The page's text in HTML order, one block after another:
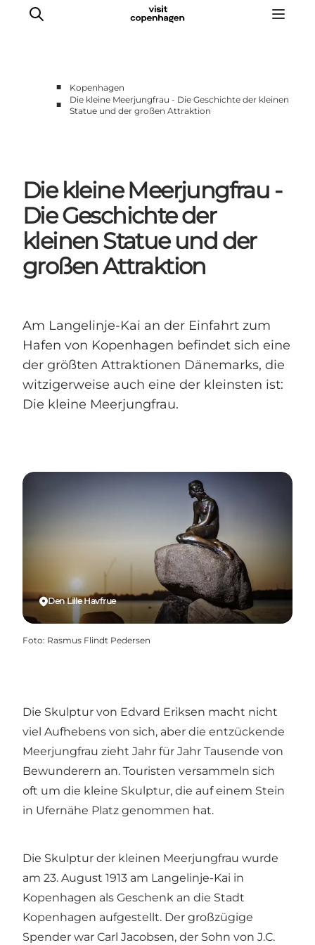
Aktivitäten
■
Kopenhagen
■
Die kleine Meerjungfrau - Die Geschichte der kleinen
Statue und der großen Attraktion
Die kleine Meerjungfrau -
Die Geschichte der
kleinen Statue und der
großen Attraktion
Am Langelinje-Kai an der Einfahrt zum
Hafen von Kopenhagen befindet sich eine
der größten Attraktionen Dänemarks, die
witzigerweise auch eine der kleinsten ist:
Die kleine Meerjungfrau.
Den Lille Havfrue
Foto: Rasmus Flindt Pedersen
Die Skulptur von Edvard Eriksen macht nicht
viel Aufhebens von sich, aber die entzückende
Meerjungfrau zieht Jahr für Jahr Tausende von
Bewunderern an. Touristen versammeln sich
oft um die kleine Skulptur, die auf einem Stein
in Ufernähe Platz genommen hat.
Die Skulptur der kleinen Meerjungfrau wurde
am 23. August 1913 am Langelinje-Kai in
Kopenhagen als Geschenk an die Stadt
Kopenhagen aufgestellt. Der großzügige
Spender war Carl Jacobsen, der Sohn von J.C.